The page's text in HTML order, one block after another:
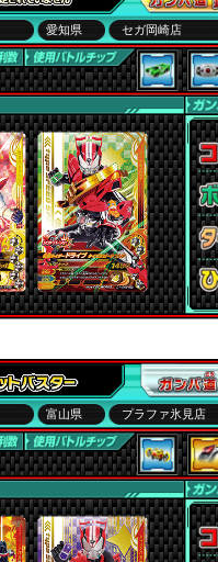
愛知県 セガ岡崎店
富山県 プラファ氷見店